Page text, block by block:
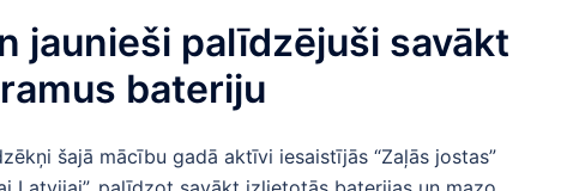
jaunieši palīdzējuši savākt
bateriju
šajā mācību gadā aktīvi iesaistījās “Zaļās jostas”